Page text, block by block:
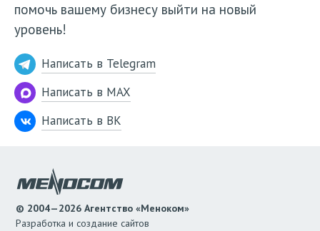
помочь вашему бизнесу выйти на новый
уровень!
Написать в Telegram
Написать в MAX
Написать в ВК
© 2004—2026 Агентство «Меноком»
Разработка и создание сайтов